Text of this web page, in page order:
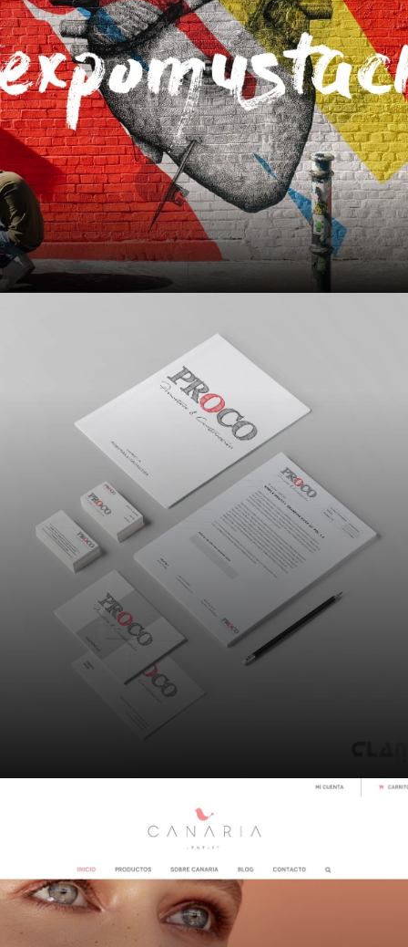
Expo Mustache